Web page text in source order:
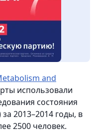
and
использовали
состояния
2013–2014 годы, в
2500 человек.